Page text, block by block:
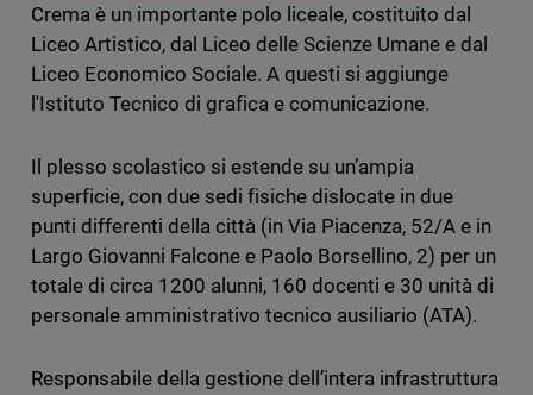
Crema è un importante polo liceale, costituito dal
Liceo Artistico, dal Liceo delle Scienze Umane e dal
Liceo Economico Sociale. A questi si aggiunge
l'Istituto Tecnico di grafica e comunicazione.
Il plesso scolastico si estende su un’ampia
superficie, con due sedi fisiche dislocate in due
punti differenti della città (in Via Piacenza, 52/A e in
Largo Giovanni Falcone e Paolo Borsellino, 2) per un
totale di circa 1200 alunni, 160 docenti e 30 unità di
personale amministrativo tecnico ausiliario (ATA).
Responsabile della gestione dell’intera infrastruttura